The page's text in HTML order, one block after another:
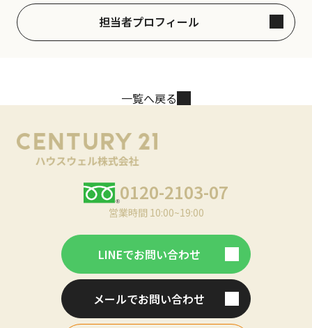
担当者プロフィール
一覧へ戻る
0120-2103-07
営業時間 10:00~19:00
LINEでお問い合わせ
メールでお問い合わせ